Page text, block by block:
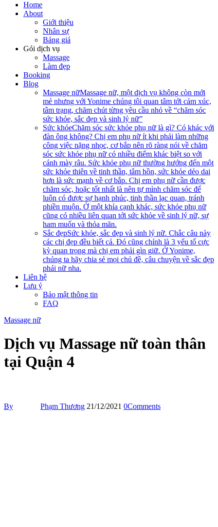
Home
About
Giới thiệu
Nhân sự
Bảng giá
Gói dịch vụ
Massage
Làm đẹp
Booking
Blog
Massage nữMassage nữ, một dịch vụ không còn mới
mẻ nhưng với Yonime chúng tôi quan tâm tới cảm xúc,
tâm trạng, chăm chút từng yêu cầu nhỏ về “chăm sóc
sức khỏe, sắc đẹp và sinh lý nữ”
Sức khỏeChăm sóc sức khỏe phụ nữ là gì? Có khác với
đàn ông không? Chị em phụ nữ ít khi phải làm những
công việc nặng nhọc, cơ bắp nên rõ ràng nói về chăm
sóc sức khỏe phụ nữ có nhiều điểm khác biệt so với
cánh mày râu. Sức khỏe phụ nữ thường hướng đến một
sức khỏe thiên về tinh thần, tâm hồn, sức khỏe dẻo dai
hơn là sức mạnh về cơ bắp. Chị em phụ nữ cần được
chăm sóc, hoặc tốt nhất là nên tự mình chăm sóc để
luôn có được sự hạnh phúc, tinh thần lạc quan, tránh
phiền muộn. Ở một khía cạnh khác, sức khỏe phụ nữ
cũng có nhiều liên quan tới sức khỏe về sinh lý nữ, sự
ham muốn và thỏa mãn.
Sắc đẹpSức khỏe, sắc đẹp và sinh lý nữ. Chắc câu này
các chị đẹp đều biết cả. Đó cũng chính là 3 yếu tố cực
kỳ quan trọng mà chị em phải gìn giữ. Ở Yonime,
chúng ta hãy chia sẻ mọi chủ đề, câu chuyện về sắc đẹp
phái nữ nha.
Liên hệ
Lưu ý
Bảo mật thông tin
FAQ
Massage nữ
Dịch vụ Massage nữ toàn thân
tại Quận 4
By Phạm Thương 21/12/2021 0Comments